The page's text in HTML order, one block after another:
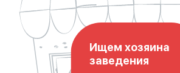
Ищем хозяина
заведения